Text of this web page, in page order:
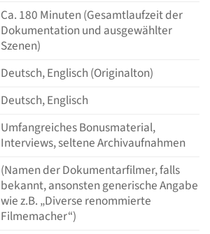
Ca. 180 Minuten (Gesamtlaufzeit der
Dokumentation und ausgewählter
Szenen)
Deutsch, Englisch (Originalton)
Deutsch, Englisch
Umfangreiches Bonusmaterial,
Interviews, seltene Archivaufnahmen
(Namen der Dokumentarfilmer, falls
bekannt, ansonsten generische Angabe
wie z.B. „Diverse renommierte
Filmemacher“)